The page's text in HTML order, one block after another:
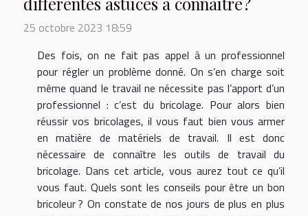
25 octobre 2023 18:59
Des fois, on ne fait pas appel à un professionnel
pour régler un problème donné. On s’en charge soit
même quand le travail ne nécessite pas l’apport d’un
professionnel : c’est du bricolage. Pour alors bien
réussir vos bricolages, il vous faut bien vous armer
en matière de matériels de travail. Il est donc
nécessaire de connaître les outils de travail du
bricolage. Dans cet article, vous aurez tout ce qu’il
vous faut. Quels sont les conseils pour être un bon
bricoleur ? On constate de nos jours de plus en plus